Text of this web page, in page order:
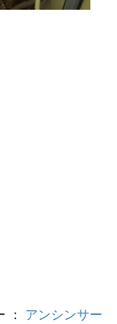
アンシンサー